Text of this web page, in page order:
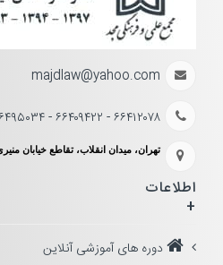
majdlaw@yahoo.com
۶۶۴۱۲۰۷۸ - ۶۶۴۰۹۴۲۲ - ۶۶۴۹۵۰۳۴
تهران، میدان انقلاب، تقاطع خیابان
اطلاعات
+
دوره های آموزشی آنلاین